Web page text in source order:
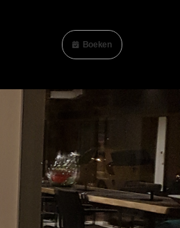
Boeken